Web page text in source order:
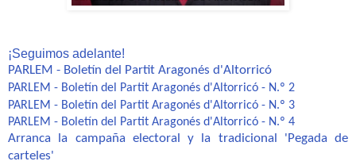
¡Seguimos adelante!
PARLEM - Boletín del Partit Aragonés d'Altorricó
PARLEM - Boletín del Partit Aragonés d'Altorricó - N.º 2
PARLEM - Boletín del Partit Aragonés d'Altorricó - N.º 3
PARLEM - Boletín del Partit Aragonés d'Altorricó - N.º 4
Arranca la campaña electoral y la tradicional 'Pegada de
carteles'